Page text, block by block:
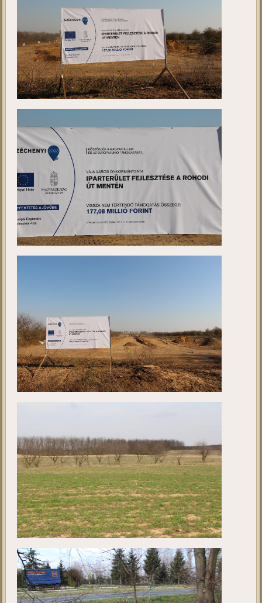
Vaja ipar tájékoztatás és nyilvánosság számla.pdf
Záró sajtóközlemény kiküldés igazolás_vaja ipar.pdf
Záró Sajtóközlemény_Vaja Ipar.docx
Záró Sajtóközlemény_Vaja Város Önkormányzata.pdf
Fotódokumentáció.docx
Aloldal_ Vaja ipar_záró.pdf
FOTÓDOKUMENTÁCIÓ: